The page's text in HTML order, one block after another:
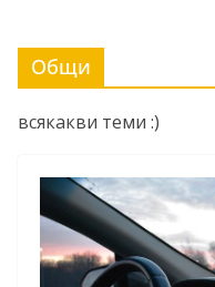
Общи
всякакви теми :)